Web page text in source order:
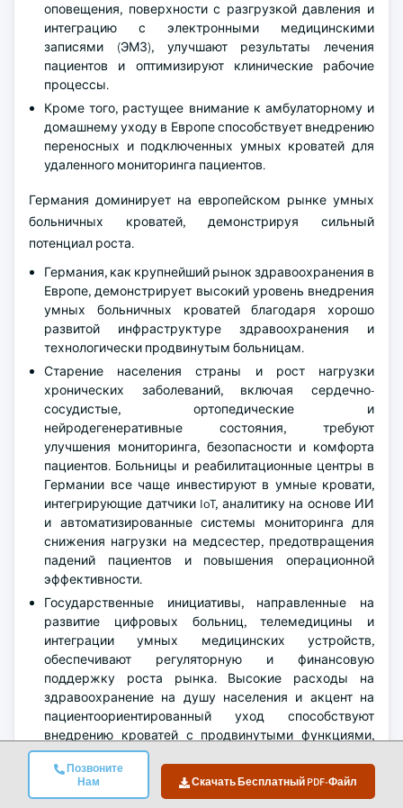
Позвоните
Нам
Скачать Бесплатный PDF-Файл
оповещения, поверхности с разгрузкой давления и
интеграцию с электронными медицинскими
записями (ЭМЗ), улучшают результаты лечения
пациентов и оптимизируют клинические рабочие
процессы.
Кроме того, растущее внимание к амбулаторному и
домашнему уходу в Европе способствует внедрению
переносных и подключенных умных кроватей для
удаленного мониторинга пациентов.
Германия доминирует на европейском рынке умных
больничных кроватей, демонстрируя сильный
потенциал роста.
Германия, как крупнейший рынок здравоохранения в
Европе, демонстрирует высокий уровень внедрения
умных больничных кроватей благодаря хорошо
развитой инфраструктуре здравоохранения и
технологически продвинутым больницам.
Старение населения страны и рост нагрузки
хронических заболеваний, включая сердечно-
сосудистые, ортопедические и
нейродегенеративные состояния, требуют
улучшения мониторинга, безопасности и комфорта
пациентов. Больницы и реабилитационные центры в
Германии все чаще инвестируют в умные кровати,
интегрирующие датчики IoT, аналитику на основе ИИ
и автоматизированные системы мониторинга для
снижения нагрузки на медсестер, предотвращения
падений пациентов и повышения операционной
эффективности.
Государственные инициативы, направленные на
развитие цифровых больниц, телемедицины и
интеграции умных медицинских устройств,
обеспечивают регуляторную и финансовую
поддержку роста рынка. Высокие расходы на
здравоохранение на душу населения и акцент на
пациентоориентированный уход способствуют
внедрению кроватей с продвинутыми функциями,
такими как перераспределение давления,
мониторинг жизненно важных показателей в
реальном времени и бесперебойная связь с ЭМЗ.